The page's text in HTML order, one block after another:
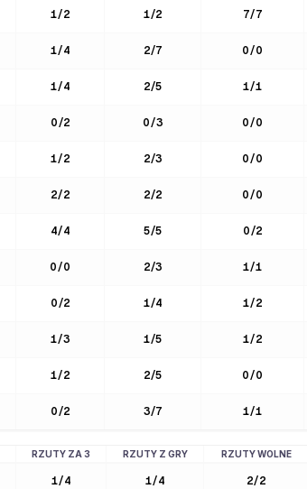
1/2 1/2 7/7
1/4 2/7 0/0
1/4 2/5 1/1
0/2 0/3 0/0
1/2 2/3 0/0
2/2 2/2 0/0
4/4 5/5 0/2
0/0 2/3 1/1
0/2 1/4 1/2
1/3 1/5 1/2
1/2 2/5 0/0
0/2 3/7 1/1
RZUTY ZA 3 RZUTY Z GRY RZUTY WOLNE
1/4 1/4 2/2